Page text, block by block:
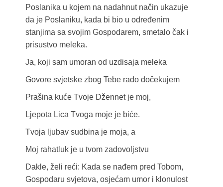
Poslanika u kojem na nadahnut način ukazuje
da je Poslaniku, kada bi bio u određenim
stanjima sa svojim Gospodarem, smetalo čak i
prisustvo meleka.
Ja, koji sam umoran od uzdisaja meleka
Govore svjetske zbog Tebe rado dočekujem
Prašina kuće Tvoje Džennet je moj,
Ljepota Lica Tvoga moje je biće.
Tvoja ljubav sudbina je moja, a
Moj rahatluk je u tvom zadovoljstvu
Dakle, želi reći: Kada se nađem pred Tobom,
Gospodaru svjetova, osjećam umor i klonulost